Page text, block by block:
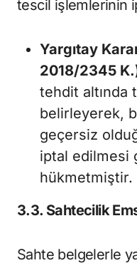
tescil işlemlerinin
Yargıtay
2018/2345
tehdit altında
belirleyerek,
geçersiz
iptal edilmesi
hükmetmiştir.
3.3. Sahtecilik
Sahte belgelerle